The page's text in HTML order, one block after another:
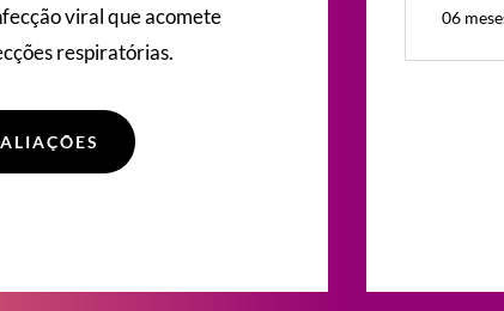
viral que acomete
respiratórias.
06